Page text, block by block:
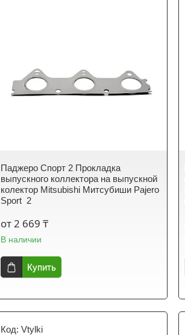
Паджеро Спорт 2 Прокладка
выпускного коллектора на выпускной
колектор Mitsubishi Митсубиши Pajero
Sport 2
от 2 669 ₸
В наличии
Купить
Vtylki